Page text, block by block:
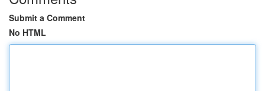
Submit a Comment
No HTML